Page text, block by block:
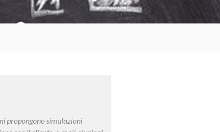
propongono simulazioni